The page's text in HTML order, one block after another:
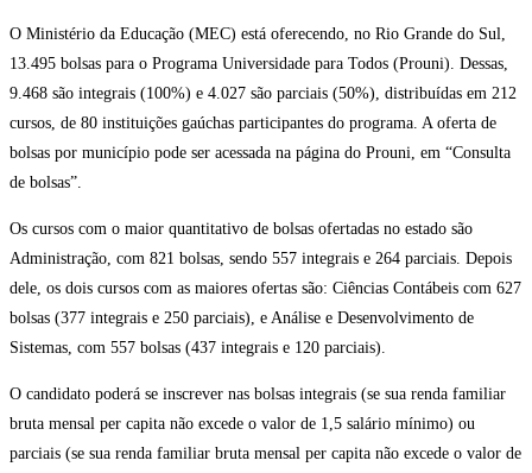
O Ministério da Educação (MEC) está oferecendo, no Rio Grande do Sul,
13.495 bolsas para o Programa Universidade para Todos (Prouni). Dessas,
9.468 são integrais (100%) e 4.027 são parciais (50%), distribuídas em 212
cursos, de 80 instituições gaúchas participantes do programa. A oferta de
bolsas por município pode ser acessada na página do Prouni, em “Consulta
de bolsas”.
Os cursos com o maior quantitativo de bolsas ofertadas no estado são
Administração, com 821 bolsas, sendo 557 integrais e 264 parciais. Depois
dele, os dois cursos com as maiores ofertas são: Ciências Contábeis com 627
bolsas (377 integrais e 250 parciais), e Análise e Desenvolvimento de
Sistemas, com 557 bolsas (437 integrais e 120 parciais).
O candidato poderá se inscrever nas bolsas integrais (se sua renda familiar
bruta mensal per capita não excede o valor de 1,5 salário mínimo) ou
parciais (se sua renda familiar bruta mensal per capita não excede o valor de